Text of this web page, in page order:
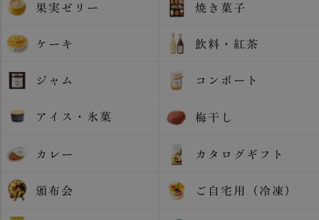
果実ゼリー 焼き菓子
ケーキ 飲料・紅茶
ジャム コンポート
アイス・氷菓 梅干し
カレー カタログギフト
頒布会 ご自宅用（冷凍）